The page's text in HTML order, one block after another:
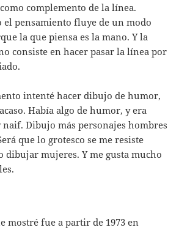
complemento de la línea.
el pensamiento fluye de un modo
la que piensa es la mano. Y la
consiste en hacer pasar la línea por
intenté hacer dibujo de humor,
Había algo de humor, y era
naif. Dibujo más personajes hombres
que lo grotesco se me resiste
dibujar mujeres. Y me gusta mucho
mostré fue a partir de 1973 en